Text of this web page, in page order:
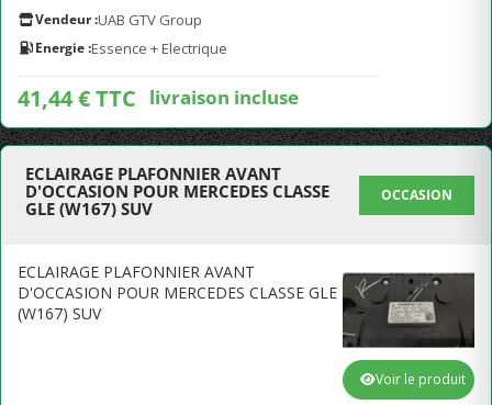
Vendeur :UAB GTV Group
Energie :Essence + Electrique
41,44 € TTC livraison incluse
ECLAIRAGE PLAFONNIER AVANT
D'OCCASION POUR MERCEDES CLASSE
GLE (W167) SUV
OCCASION
ECLAIRAGE PLAFONNIER AVANT
D'OCCASION POUR MERCEDES CLASSE GLE
(W167) SUV
Voir le produit